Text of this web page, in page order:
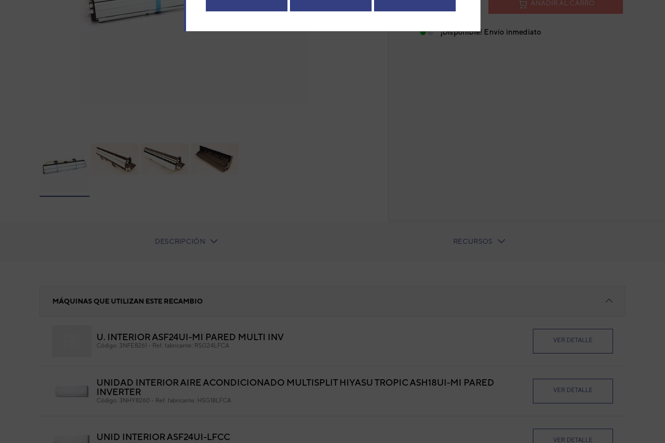
AÑADIR AL CARRO
¡Disponible! Envío inmediato
CURRENT
DESCRIPCIÓN RECURSOS
CARCASA TURBINA 930X260X250
Ref. fabricante:9315331045
MÁQUINAS QUE UTILIZAN ESTE RECAMBIO
U. INTERIOR ASF24UI-MI PARED MULTI INV
Código: 3NFE8261 - Ref. fabricante: RSG24LFCA
VER DETALLE
UNIDAD INTERIOR AIRE ACONDICIONADO MULTISPLIT HIYASU TROPIC ASH18UI-MI PARED
INVERTER
Código: 3NHY8260 - Ref. fabricante: HSG18LFCA
VER DETALLE
UNID INTERIOR ASF24UI-LFCC VER DETALLE